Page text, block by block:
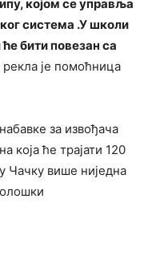
којом се управља
система .У школи
бити повезан са
рекла је помоћница
за извођача
која ће трајати 120
Чачку више ниједна